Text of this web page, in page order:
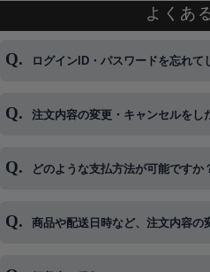
よくあ
ログインID・パスワードを忘れて
◆下記ページより、ログインIDの
注文内容の変更・キャンセルをし
◆即日発送を行なっている関係上
※発送後、発送準備が完了しお手
どのような支払方法が可能ですか
◆代金引換・クレジットカード・
商品や配送日時など、注文内容の